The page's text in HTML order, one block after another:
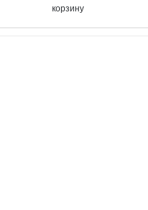
корзину